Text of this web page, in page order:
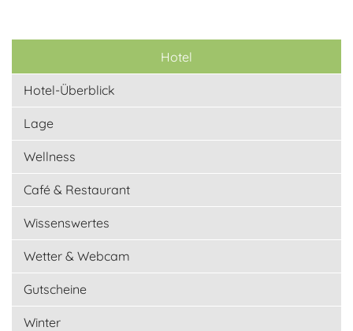
Hotel
Hotel-Überblick
Lage
Wellness
Café & Restaurant
Wissenswertes
Wetter & Webcam
Gutscheine
Winter